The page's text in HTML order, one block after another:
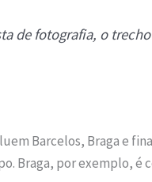
de fotografia, o
Barcelos, Braga e
Braga, por exemplo, é